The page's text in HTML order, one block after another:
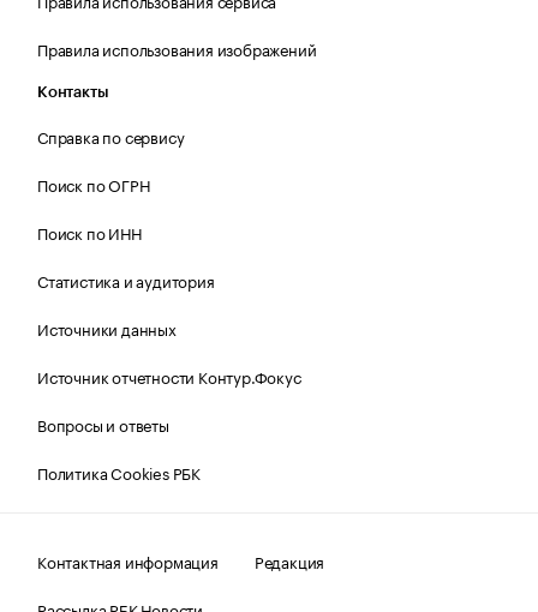
Правила использования изображений
Контакты
Справка по сервису
Поиск по ОГРН
Поиск по ИНН
Статистика и аудитория
Источники данных
Источник отчетности Контур.Фокус
Вопросы и ответы
Политика Cookies РБК
Контактная информация
Редакция